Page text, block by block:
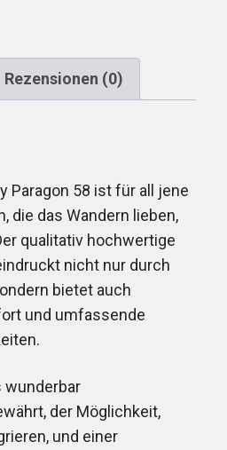
Rezensionen (0)
Paragon 58 ist für all jene
die das Wandern lieben,
qualitativ hochwertige
nicht nur durch
bietet auch
und umfassende
wunderbar
der Möglichkeit,
und einer